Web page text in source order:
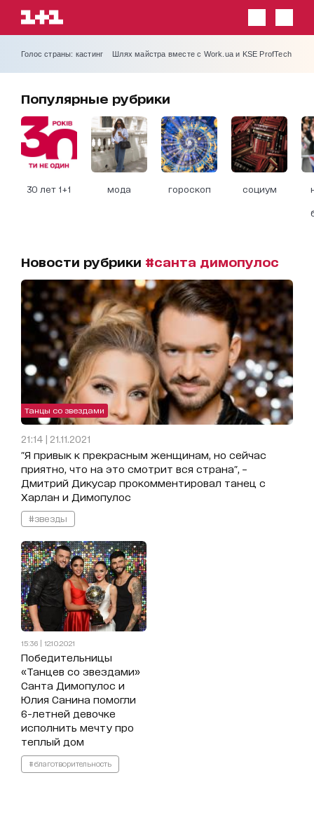
Голос страны: кастинг Шлях майстра вместе с Work.ua и KSE ProfTech
Популярные рубрики
30 лет 1+1 мода гороскоп социум
Новости рубрики #санта димопулос
Танцы со звездами
21:14 | 21.11.2021
"Я привык к прекрасным женщинам, но сейчас
приятно, что на это смотрит вся страна", –
Дмитрий Дикусар прокомментировал танец с
Харлан и Димопулос
#звезды
15:36 | 12.10.2021
Победительницы
«Танцев со звездами»
Санта Димопулос и
Юлия Санина помогли
6-летней девочке
исполнить мечту про
теплый дом
#благотворительность